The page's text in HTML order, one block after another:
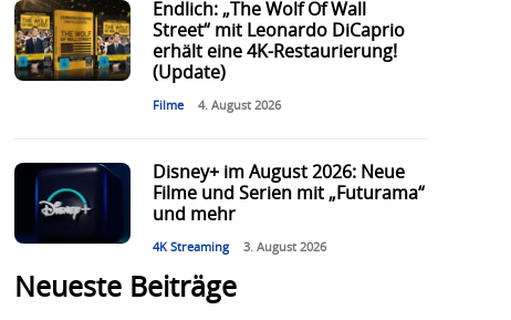
Endlich: „The Wolf Of Wall
Street“ mit Leonardo DiCaprio
erhält eine 4K-Restaurierung!
(Update)
Filme 4. August 2026
Disney+ im August 2026: Neue
Filme und Serien mit „Futurama“
und mehr
4K Streaming 3. August 2026
Neueste Beiträge